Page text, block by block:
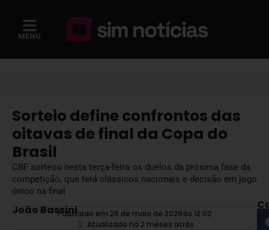
MENU
Sorteio define confrontos das
oitavas de final da Copa do
Brasil
CBF sorteou nesta terça-feira os duelos da próxima fase da
competição, que terá clássicos nacionais e decisão em jogo
único na final
João BassiniPublicado em 26 de maio de 2026às 12:02
Atualizado há 2 meses atrás